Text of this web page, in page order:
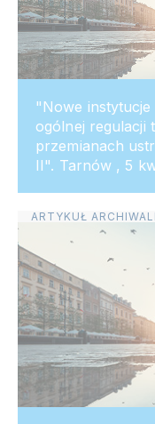
"Nowe
ogólnej regulacji
przemianach
II". Tarnów , 5
ARTYKUŁ